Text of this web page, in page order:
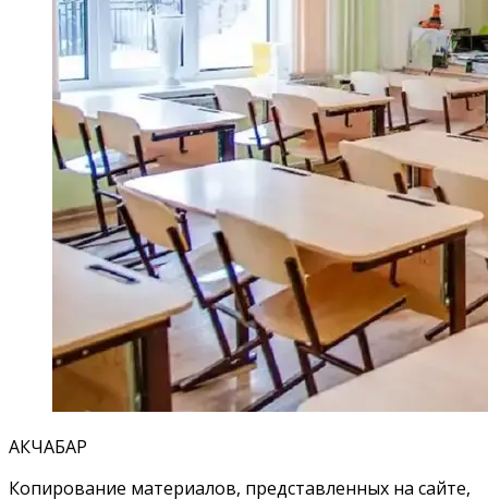
АКЧАБАР
Копирование материалов, представленных на сайте,